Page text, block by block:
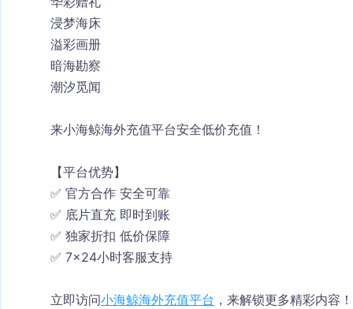
浸梦海床
溢彩画册
暗海勘察
潮汐觅闻
来小海鲸海外充值平台安全低价充值！
【平台优势】
✅ 官方合作 安全可靠
✅ 底片直充 即时到账
✅ 独家折扣 低价保障
✅ 7×24小时客服支持
立即访问小海鲸海外充值平台 ，来解锁更多精彩内容！